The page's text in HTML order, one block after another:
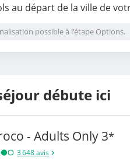
au départ de la ville de
possible à l’étape Options.
débute ici
- Adults Only 3*
3 648avis